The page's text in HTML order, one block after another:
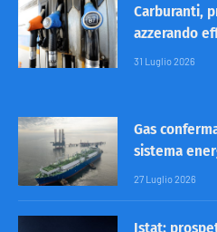
Carburanti,
azzerando
31 Luglio 2026
Gas
sistema
27 Luglio 2026
Istat: